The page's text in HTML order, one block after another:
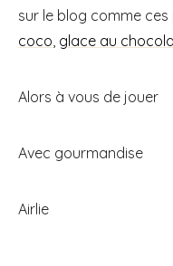
sur le blog comme ces
coco glace au
Alors à vous de jouer
Avec gourmandise
Airlie